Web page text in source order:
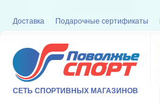
Доставка Подарочные сертификаты
СЕТЬ СПОРТИВНЫХ МАГАЗИНОВ